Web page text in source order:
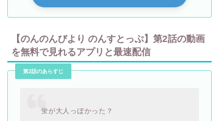
【のんのんびより のんすとっぷ】第2話の動画
を無料で見れるアプリと最速配信
第2話のあらすじ
蛍が大人っぽかった？